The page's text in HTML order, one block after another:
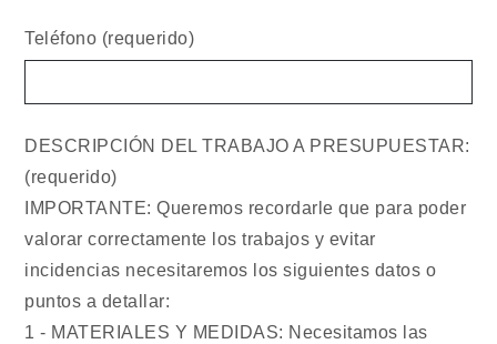
Teléfono (requerido)
DESCRIPCIÓN DEL TRABAJO A PRESUPUESTAR:
(requerido)
IMPORTANTE: Queremos recordarle que para poder
valorar correctamente los trabajos y evitar
incidencias necesitaremos los siguientes datos o
puntos a detallar:
1 - MATERIALES Y MEDIDAS: Necesitamos las